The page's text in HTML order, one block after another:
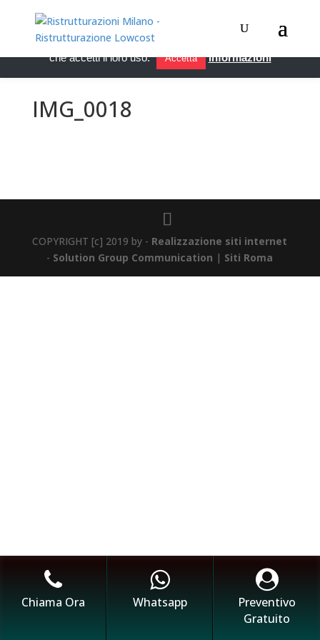
IMG_0018
COPYRIGHT [c] 2019 by - Realizzazione siti internet
- Solution Group Communication | Siti Roma
Questo sito utilizza i cookie per migliorare servizi ed esperienza
dei lettori. Se decidi di continuare la navigazione, consideriamo
che accetti il loro uso.
Accetta Informazioni
Chiama Ora Whatsapp
Preventivo
Gratuito